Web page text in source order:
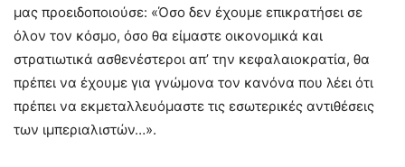
μας προειδοποιούσε: «Όσο δεν έχουμε επικρατήσει σε
όλον τον κόσμο, όσο θα είμαστε οικονομικά και
στρατιωτικά ασθενέστεροι απ’ την κεφαλαιοκρατία, θα
πρέπει να έχουμε για γνώμονα τον κανόνα που λέει ότι
πρέπει να εκμεταλλευόμαστε τις εσωτερικές αντιθέσεις
των ιμπεριαλιστών…».